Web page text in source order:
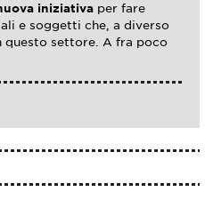
iniziativa per fare
e soggetti che, a diverso
settore. A fra poco